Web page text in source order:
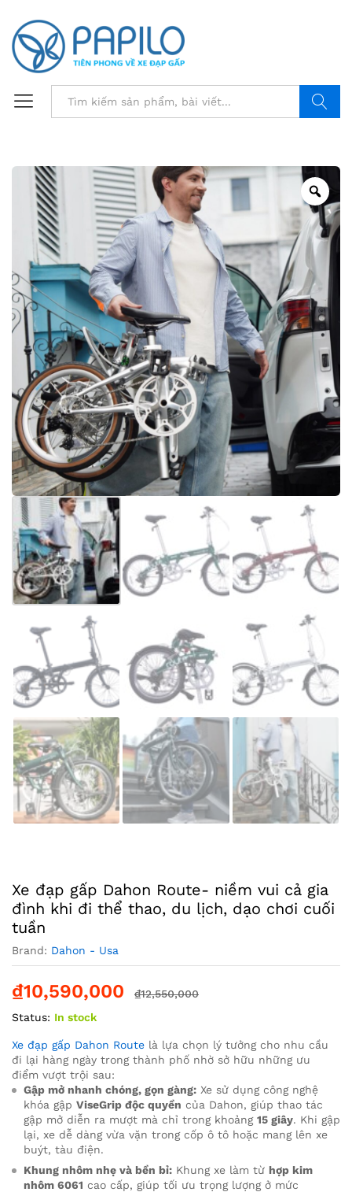
Xe đạp gấp Dahon Route- niềm vui cả gia
đình khi đi thể thao, du lịch, dạo chơi cuối
tuần
Brand: Dahon - Usa
₫10,590,000 ₫12,550,000
Status: In stock
Xe đạp gấp Dahon Route là lựa chọn lý tưởng cho nhu cầu
đi lại hàng ngày trong thành phố nhờ sở hữu những ưu
điểm vượt trội sau:
Gập mở nhanh chóng, gọn gàng: Xe sử dụng công nghệ
khóa gập ViseGrip độc quyền của Dahon, giúp thao tác
gập mở diễn ra mượt mà chỉ trong khoảng 15 giây. Khi gập
lại, xe dễ dàng vừa vặn trong cốp ô tô hoặc mang lên xe
buýt, tàu điện.
Khung nhôm nhẹ và bền bỉ: Khung xe làm từ hợp kim
nhôm 6061 cao cấp, giúp tối ưu trọng lượng ở mức